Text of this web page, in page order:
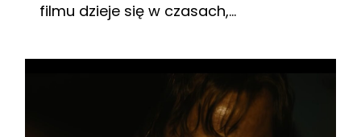
filmu dzieje się w czasach,...